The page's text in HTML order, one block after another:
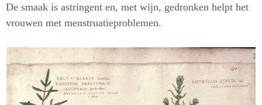
De smaak is astringent en, met wijn, gedronken helpt het
vrouwen met menstruatieproblemen.